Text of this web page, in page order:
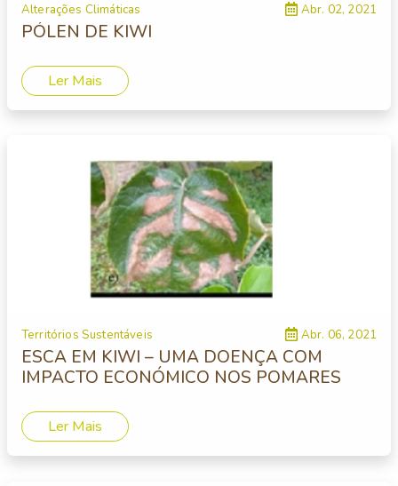
Alterações Climáticas Abr. 02, 2021
PÓLEN DE KIWI
Ler Mais
Territórios Sustentáveis Abr. 06, 2021
ESCA EM KIWI – UMA DOENÇA COM
IMPACTO ECONÓMICO NOS POMARES
Ler Mais